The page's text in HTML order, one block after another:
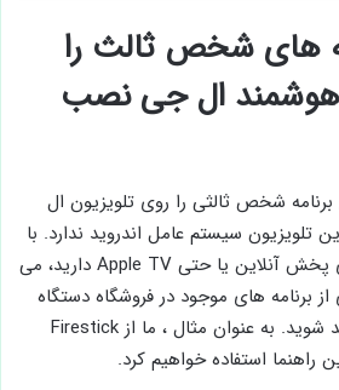
های شخص ثالث را
هوشمند ال جی نصب
شخص ثالثی را روی تلویزیون ال‌
تلویزیون سیستم عامل اندروید ندارد. با
این حال، اگر دستگاه‌ های پخش آنلاین یا حتی Apple TV دارید، می
برنامه ‌های موجود در فروشگاه دستگاه
پخش‌ آنلاین تان بهره مند شوید. به عنوان مثال ، ما از Firestick
راهنما استفاده خواهیم کرد.